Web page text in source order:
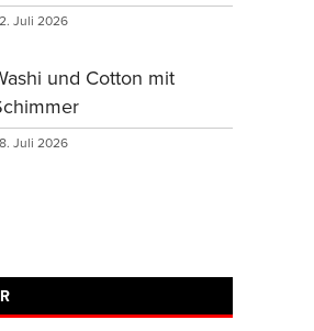
Juli 2026
und Cotton mit
Juli 2026